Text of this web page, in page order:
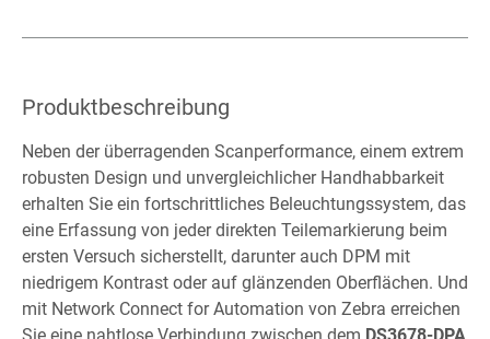
Produktbeschreibung
Neben der überragenden Scanperformance, einem extrem
robusten Design und unvergleichlicher Handhabbarkeit
erhalten Sie ein fortschrittliches Beleuchtungssystem, das
eine Erfassung von jeder direkten Teilemarkierung beim
ersten Versuch sicherstellt, darunter auch DPM mit
niedrigem Kontrast oder auf glänzenden Oberflächen. Und
mit Network Connect for Automation von Zebra erreichen